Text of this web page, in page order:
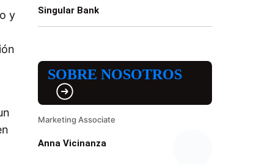
y
Singular Bank
SOBRE NOSOTROS
Marketing Associate
Anna Vicinanza